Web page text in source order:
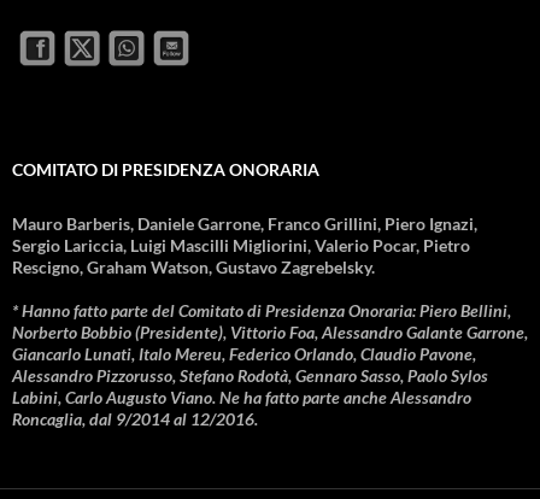
COMITATO DI PRESIDENZA ONORARIA
Mauro Barberis, Daniele Garrone, Franco Grillini, Piero Ignazi,
Sergio Lariccia, Luigi Mascilli Migliorini, Valerio Pocar, Pietro
Rescigno, Graham Watson, Gustavo Zagrebelsky.
* Hanno fatto parte del Comitato di Presidenza Onoraria: Piero Bellini,
Norberto Bobbio (Presidente), Vittorio Foa, Alessandro Galante Garrone,
Giancarlo Lunati, Italo Mereu, Federico Orlando, Claudio Pavone,
Alessandro Pizzorusso, Stefano Rodotà, Gennaro Sasso, Paolo Sylos
Labini, Carlo Augusto Viano. Ne ha fatto parte anche Alessandro
Roncaglia, dal 9/2014 al 12/2016.